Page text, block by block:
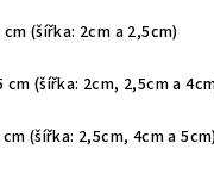
(šířka: 2cm a 2,5cm)
cm (šířka: 2cm, 2,5cm a
(šířka: 2,5cm, 4cm a 5cm)